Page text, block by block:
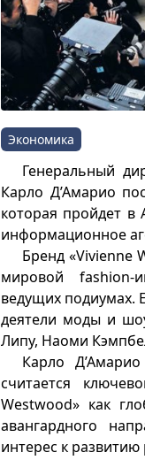
Экономика
Генеральный
Карло Д’Амарио
которая пройдет
информационное
Бренд «Vivienne
мировой fashion-
ведущих подиумах.
деятели моды и
Липу, Наоми
Карло
считается
Westwood» как
авангардного
интерес к